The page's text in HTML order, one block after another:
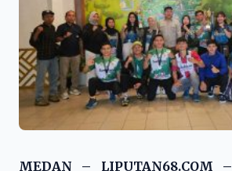
MEDAN – LIPUTAN68.COM –